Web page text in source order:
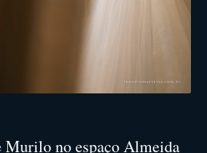
Murilo no espaço Almeida